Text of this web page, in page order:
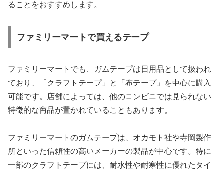
ることをおすすめします。
ファミリーマートで買えるテープ
ファミリーマートでも、ガムテープは日用品として扱われ
ており、「クラフトテープ」と「布テープ」を中心に購入
可能です。店舗によっては、他のコンビニでは見られない
特徴的な商品が置かれていることもあります。
ファミリーマートのガムテープは、オカモト社や寺岡製作
所といった信頼性の高いメーカーの製品が中心です。特に
一部のクラフトテープには、耐水性や耐寒性に優れたタイ